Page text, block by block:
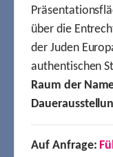
über die
der Juden
authentischen
Raum der
Auf Anfrage: